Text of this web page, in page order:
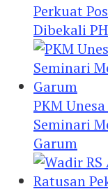
Perkuat
Dibekali
PKM
Seminari
Garum